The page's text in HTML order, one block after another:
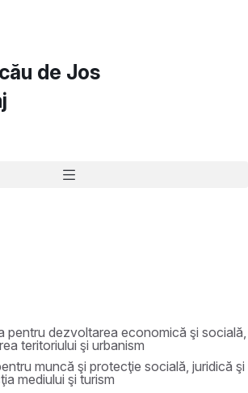
de Jos
pentru dezvoltarea economică şi socială,
teritoriului şi urbanism
muncă şi protecţie socială, juridică şi
mediului şi turism